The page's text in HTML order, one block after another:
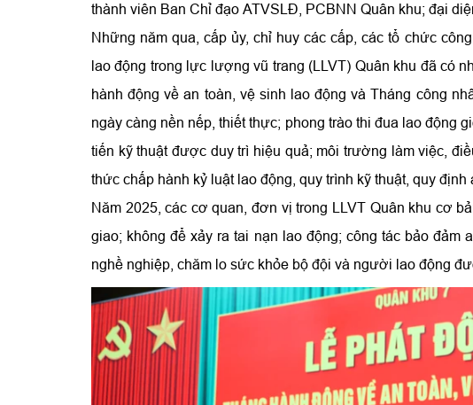
thành viên Ban Chỉ đạo ATVSLĐ, PCBNN Quân khu; đại
Những năm qua, cấp ủy, chỉ huy các cấp, các tổ chức
lao động trong lực lượng vũ trang (LLVT) Quân khu đã có
hành động về an toàn, vệ sinh lao động và Tháng công
ngày càng nền nếp, thiết thực; phong trào thi đua lao động
tiến kỹ thuật được duy trì hiệu quả; môi trường làm việc,
thức chấp hành kỷ luật lao động, quy trình kỹ thuật, quy định
Năm 2025, các cơ quan, đơn vị trong LLVT Quân khu cơ
giao; không để xảy ra tai nạn lao động; công tác bảo đảm
nghề nghiệp, chăm lo sức khỏe bộ đội và người lao động